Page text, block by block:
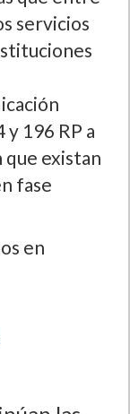
servicios
196 RP a
existan
fase
en